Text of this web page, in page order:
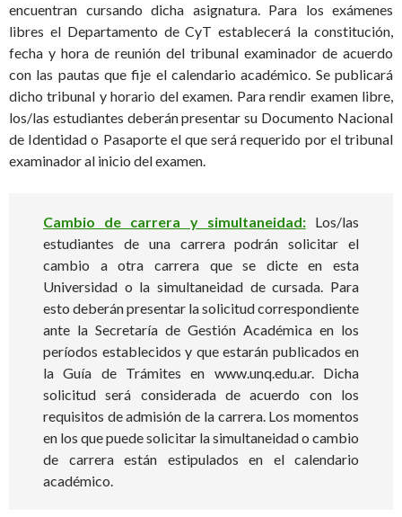
encuentran cursando dicha asignatura. Para los exámenes
libres el Departamento de CyT establecerá la constitución,
fecha y hora de reunión del tribunal examinador de acuerdo
con las pautas que fije el calendario académico. Se publicará
dicho tribunal y horario del examen. Para rendir examen libre,
los/las estudiantes deberán presentar su Documento Nacional
de Identidad o Pasaporte el que será requerido por el tribunal
examinador al inicio del examen.
Cambio de carrera y simultaneidad: Los/las
estudiantes de una carrera podrán solicitar el
cambio a otra carrera que se dicte en esta
Universidad o la simultaneidad de cursada. Para
esto deberán presentar la solicitud correspondiente
ante la Secretaría de Gestión Académica en los
períodos establecidos y que estarán publicados en
la Guía de Trámites en www.unq.edu.ar. Dicha
solicitud será considerada de acuerdo con los
requisitos de admisión de la carrera. Los momentos
en los que puede solicitar la simultaneidad o cambio
de carrera están estipulados en el calendario
académico.